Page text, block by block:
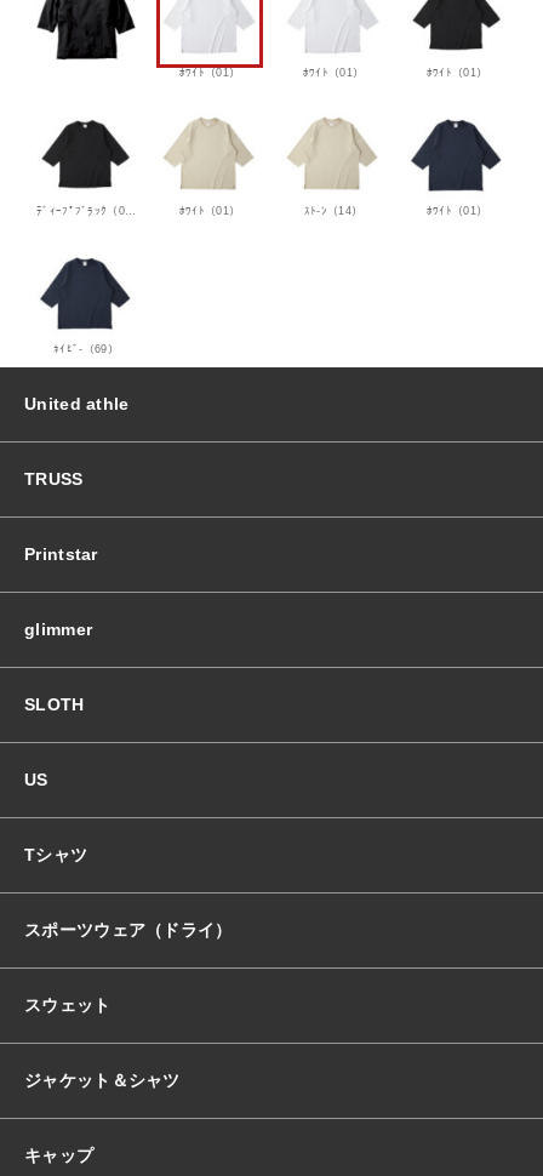
ﾎﾜｲﾄ（01） ﾎﾜｲﾄ（01） ﾎﾜｲﾄ（01）
ﾃﾞｨｰﾌﾟﾌﾞﾗｯｸ（03） ﾎﾜｲﾄ（01） ｽﾄ-ﾝ（14） ﾎﾜｲﾄ（01）
ﾈｲﾋﾞ-（69）
United athle
TRUSS
Printstar
glimmer
SLOTH
US
Tシャツ
スポーツウェア（ドライ）
スウェット
ジャケット＆シャツ
キャップ